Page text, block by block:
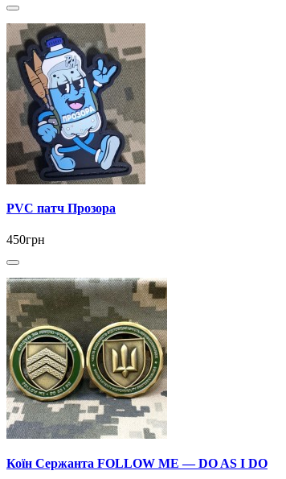
PVC патч Прозора
450грн
Коїн Сержанта FOLLOW ME — DO AS I DO